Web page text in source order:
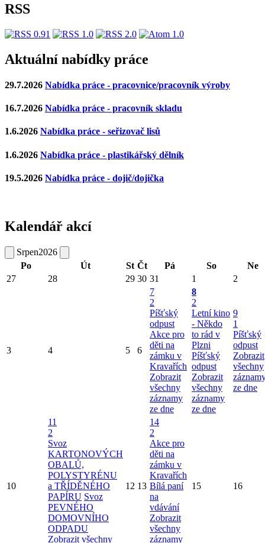
RSS
Aktuální nabídky práce
29.7.2026 Nabídka práce - pracovnice/pracovník výroby
16.7.2026 Nabídka práce - pracovník skladu
1.6.2026 Nabídka práce - seřizovač lisů
1.6.2026 Nabídka práce - plastikářský dělník
19.5.2026 Nabídka práce - dojič/dojička
Kalendář akcí
Srpen2026
Po
Út St Čt Pá So
Ne
27
28 29 30 31 1 2
3 4 5 6
7
2
Píšťský
odpust
Akce pro
děti na
zámku v
Kravařích
Zobrazit
všechny
záznamy
ze dne
8
2
Letní kino
- Někdo
to rád v
Plzni
Píšťský
odpust
Zobrazit
všechny
záznamy
ze dne
9
1
Píšťský
odpust
Zobrazit
všechny
ze dne
10
11
2
Svoz
KARTONOVÝCH
OBALŮ,
POLYSTYRÉNU
a TŘÍDĚNÉHO
PAPÍRU Svoz
PEVNÉHO
DOMOVNÍHO
ODPADU
Zobrazit všechny
12 13
14
2
Akce pro
děti na
zámku v
Kravařích
Bílá paní
na
vdávání
Zobrazit
všechny
záznamy
15 16